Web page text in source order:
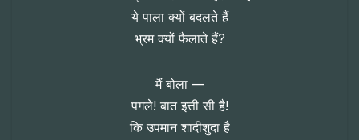
ये पाला क्यों बदलते हैं
भ्रम क्यों फैलाते हैं?
मैं बोला —
पगले! बात इत्ती सी है!
कि उपमान शादीशुदा है